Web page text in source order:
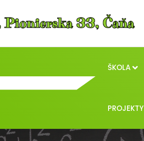
ŠKOLA
PROJEKTY